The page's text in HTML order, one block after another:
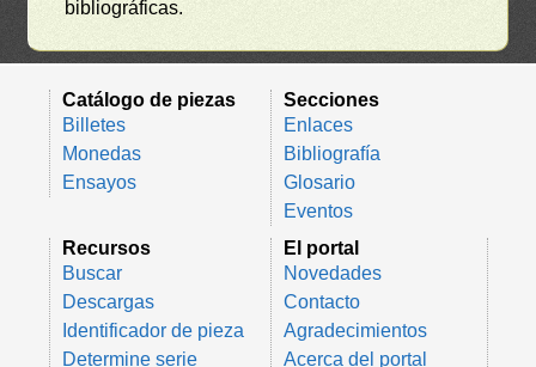
bibliográficas.
Catálogo de piezas
Billetes
Monedas
Ensayos
Secciones
Enlaces
Bibliografía
Glosario
Eventos
Recursos
Buscar
Descargas
Identificador de pieza
Determine serie
El portal
Novedades
Contacto
Agradecimientos
Acerca del portal